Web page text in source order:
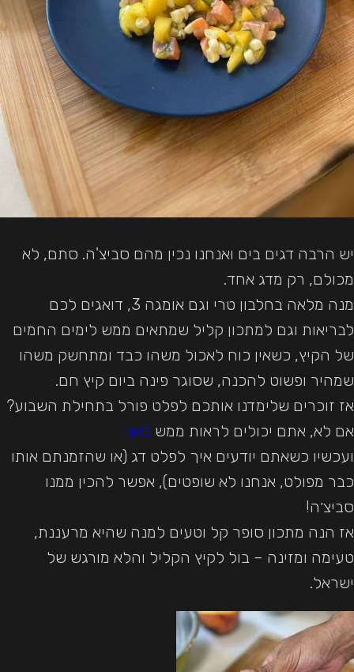
יש הרבה דגים בים ואנחנו נכין מהם סביצ'ה. סתם, לא
מכולם, רק מדג אחד.
מנה מלאה בחלבון טרי וגם אומגה 3, דואגים לכם
לבריאות וגם למתכון קליל שמתאים ממש לימים החמים
של הקיץ, כשאין כוח לאכול משהו כבד ומתחשק משהו
שמהיר ופשוט להכנה, שסוגר פינה ביום קיץ חם.
אז זוכרים שלימדנו אותכם לפלט פורל בתחילת השבוע?
אם לא, אתם יכולים לראות ממש כאן!
ועכשיו כשאתם יודעים איך לפלט דג (או שהזמנתם אותו
כבר מפולט, אנחנו לא שופטים), אפשר להכין ממנו
סביצ׳ה!
אז הנה מתכון סופר קל וטעים למנה שהיא מרעננת,
טעימה ומזינה – בול לקיץ הקליל והלא מורגש של
ישראל.